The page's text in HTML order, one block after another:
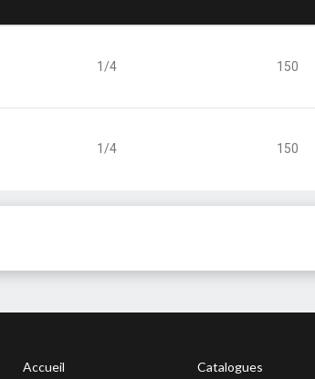
1/4 150
1/4 150
Accueil Catalogues